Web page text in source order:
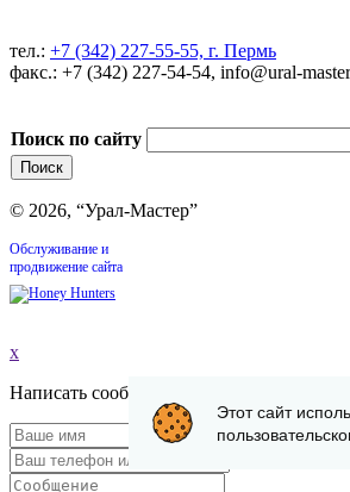
тел.: +7 (342) 227-55-55, г. Пермь
факс.: +7 (342) 227-54-54, info@ural-
Поиск по сайту
© 2026, “Урал-Мастер”
Обслуживание и
продвижение сайта
x
Написать сообщение
Этот сайт